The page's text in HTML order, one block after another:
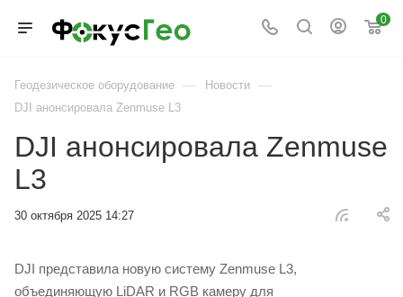
0
Геодезическое оборудование — Новости —
DJI анонсировала Zenmuse L3
DJI анонсировала Zenmuse
L3
30 октября 2025 14:27
DJI представила новую систему Zenmuse L3,
объединяющую LiDAR и RGB камеру для